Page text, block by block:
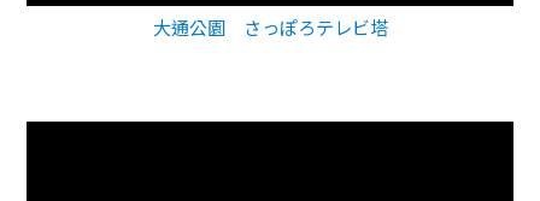
大通公園 さっぽろテレビ塔